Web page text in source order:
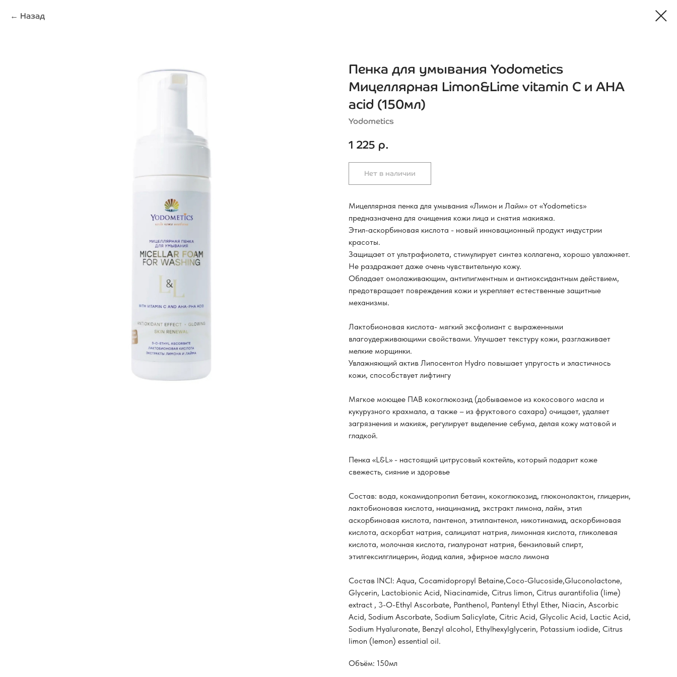
Назад
Пенка для умывания Yodometics
Мицеллярная Limon&Lime vitamin C и AHA
acid (150мл)
Yodometics
1 225 р.
Нет в наличии
Мицеллярная пенка для умывания «Лимон и Лайм» от «Yodometics»
предназначена для очищения кожи лица и снятия макияжа.
Этил-аскорбиновая кислота - новый инновационный продукт индустрии
красоты.
Защищает от ультрафиолета, стимулирует синтез коллагена, хорошо увлажняет.
Не раздражает даже очень чувствительную кожу.
Обладает омолаживающим, антипигментным и антиоксидантным действием,
предотвращает повреждения кожи и укрепляет естественные защитные
механизмы.
Лактобионовая кислота- мягкий эксфолиант с выраженными
влагоудерживающими свойствами. Улучшает текстуру кожи, разглаживает
мелкие морщинки.
Увлажняющий актив Липосентол Hydro повышает упругость и эластичнось
кожи, способствует лифтингу
Мягкое моющее ПАВ кокоглюкозид (добываемое из кокосового масла и
кукурузного крахмала, а также – из фруктового сахара) очищает, удаляет
загрязнения и макияж, регулирует выделение себума, делая кожу матовой и
гладкой.
Пенка «L&L» - настоящий цитрусовый коктейль, который подарит коже
свежесть, сияние и здоровье
Состав: вода, кокамидопропил бетаин, кокоглюкозид, глюконолактон, глицерин,
лактобионовая кислота, ниацинамид, экстракт лимона, лайм, этил
аскорбиновая кислота, пантенол, этилпантенол, никотинамид, аскорбиновая
кислота, аскорбат натрия, салицилат натрия, лимонная кислота, гликолевая
кислота, молочная кислота, гиалуронат натрия, бензиловый спирт,
этилгексилглицерин, йодид калия, эфирное масло лимона
Состав INCI: Aqua, Cocamidopropyl Betaine,Coco-Glucoside,Gluconolactone,
Glycerin, Lactobionic Acid, Niacinamide, Citrus limon, Citrus aurantifolia (lime)
extract , 3-O-Ethyl Ascorbate, Panthenol, Pantenyl Ethyl Ether, Niacin, Ascorbic
Acid, Sodium Ascorbate, Sodium Salicylate, Citric Acid, Glycolic Acid, Lactic Acid,
Sodium Hyaluronate, Benzyl alcohol, Ethylhexylglycerin, Potassium iodide, Citrus
limon (lemon) essential oil.
Объём: 150мл